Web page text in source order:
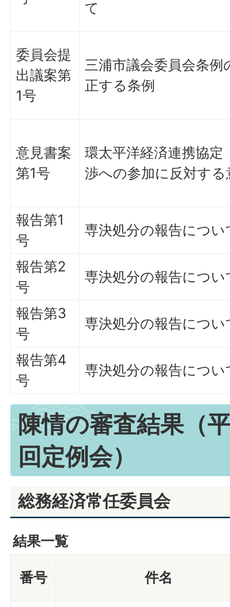
て
委員会提
出議案第
1号
三浦市議会委員会条例
正する条例
意見書案
第1号
環太平洋経済連携協定
渉への参加に反対する
報告第1
号
専決処分の報告につい
報告第2
号
専決処分の報告につい
報告第3
号
専決処分の報告につい
報告第4
号
専決処分の報告につい
陳情の審査結果（
回定例会）
総務経済常任委員会
結果一覧
番号 件名